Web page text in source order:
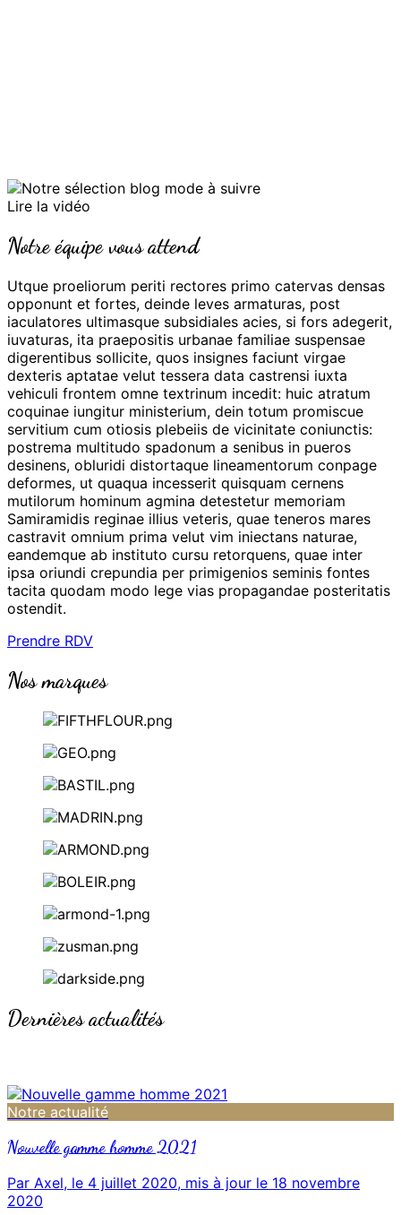
Lire la vidéo
Notre équipe vous attend
Utque proeliorum periti rectores primo catervas densas
opponunt et fortes, deinde leves armaturas, post
iaculatores ultimasque subsidiales acies, si fors adegerit,
iuvaturas, ita praepositis urbanae familiae suspensae
digerentibus sollicite, quos insignes faciunt virgae
dexteris aptatae velut tessera data castrensi iuxta
vehiculi frontem omne textrinum incedit: huic atratum
coquinae iungitur ministerium, dein totum promiscue
servitium cum otiosis plebeiis de vicinitate coniunctis:
postrema multitudo spadonum a senibus in pueros
desinens, obluridi distortaque lineamentorum conpage
deformes, ut quaqua incesserit quisquam cernens
mutilorum hominum agmina detestetur memoriam
Samiramidis reginae illius veteris, quae teneros mares
castravit omnium prima velut vim iniectans naturae,
eandemque ab instituto cursu retorquens, quae inter
ipsa oriundi crepundia per primigenios seminis fontes
tacita quodam modo lege vias propagandae posteritatis
ostendit.
Prendre RDV
Nos marques
Dernières actualités
Notre actualité
Nouvelle gamme homme 2021
Par Axel, le 4 juillet 2020, mis à jour le 18 novembre
2020